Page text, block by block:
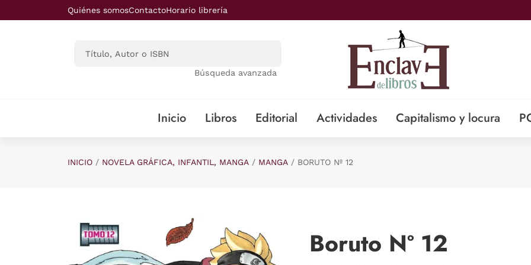
Saltar al contenido principal
Quiénes somosContactoHorario librería
Búsqueda avanzada
Inicio Libros Editorial Actividades Capitalismo y locura
INICIO NOVELA GRÁFICA, INFANTIL, MANGA MANGA BORUTO Nº 12
Boruto Nº 12